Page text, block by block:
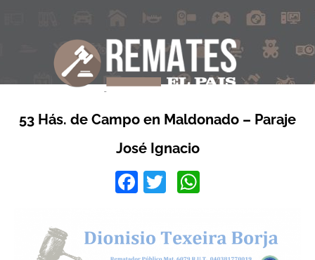
53 Hás. de Campo en Maldonado – Paraje
José Ignacio
Facebook
Twitter